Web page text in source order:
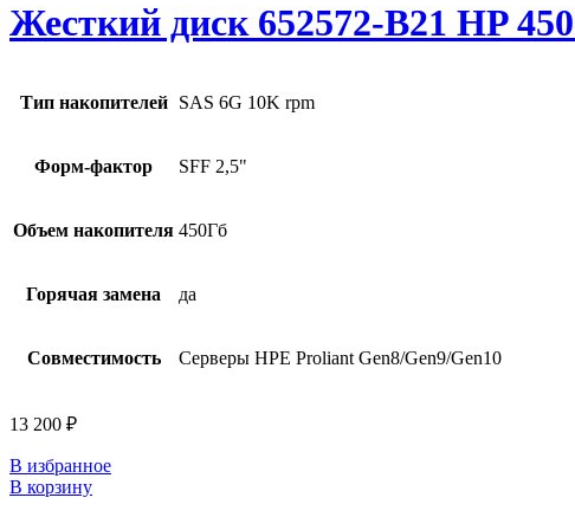
Жесткий диск 652572-B21 HP
Тип накопителей SAS 6G 10K rpm
Форм-фактор SFF 2,5"
Объем накопителя 450Гб
Горячая замена да
Совместимость Серверы HPE Proliant Gen8/Gen9/Gen10
13 200 ₽
В избранное
В корзину